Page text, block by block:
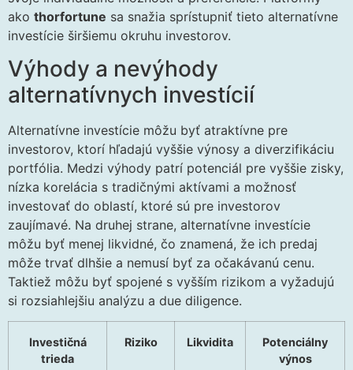
ako thorfortune sa snažia sprístupniť tieto alternatívne
investície širšiemu okruhu investorov.
Výhody a nevýhody
alternatívnych investícií
Alternatívne investície môžu byť atraktívne pre
investorov, ktorí hľadajú vyššie výnosy a diverzifikáciu
portfólia. Medzi výhody patrí potenciál pre vyššie zisky,
nízka korelácia s tradičnými aktívami a možnosť
investovať do oblastí, ktoré sú pre investorov
zaujímavé. Na druhej strane, alternatívne investície
môžu byť menej likvidné, čo znamená, že ich predaj
môže trvať dlhšie a nemusí byť za očakávanú cenu.
Taktiež môžu byť spojené s vyšším rizikom a vyžadujú
si rozsiahlejšiu analýzu a due diligence.
Investičná
trieda
Riziko Likvidita
Potenciálny
výnos